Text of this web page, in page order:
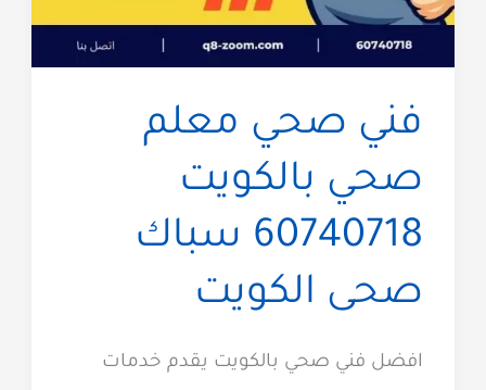
فني صحي معلم
صحي بالكويت
60740718 سباك
صحى الكويت
افضل فني صحي بالكويت يقدم خدمات